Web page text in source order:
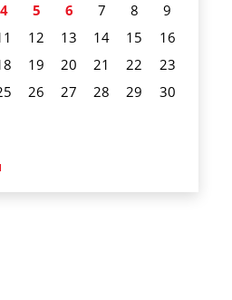
4 5 6 7 8
9
12 13 14 15
16
19 20 21 22
23
26 27 28 29
30